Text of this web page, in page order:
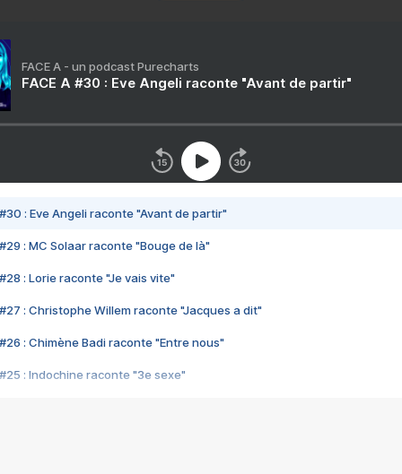
FACE A - un podcast Purecharts
FACE A #30 : Eve Angeli raconte "Avant de partir"
#30 : Eve Angeli raconte "Avant de partir"
#29 : MC Solaar raconte "Bouge de là"
#28 : Lorie raconte "Je vais vite"
#27 : Christophe Willem raconte "Jacques a dit"
#26 : Chimène Badi raconte "Entre nous"
#25 : Indochine raconte "3e sexe"